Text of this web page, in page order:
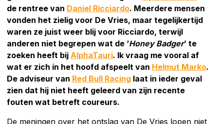
de rentree van Daniel Ricciardo. Meerdere mensen
vonden het zielig voor De Vries, maar tegelijkertijd
waren ze juist weer blij voor Ricciardo, terwijl
anderen niet begrepen wat de ‘Honey Badger’ te
zoeken heeft bij AlphaTauri. Ik vraag me vooral af
wat er zich in het hoofd afspeelt van Helmut Marko.
De adviseur van Red Bull Racing laat in ieder geval
zien dat hij niet heeft geleerd van zijn recente
fouten wat betreft coureurs.
De meningen over het ontslag van De Vries lopen niet